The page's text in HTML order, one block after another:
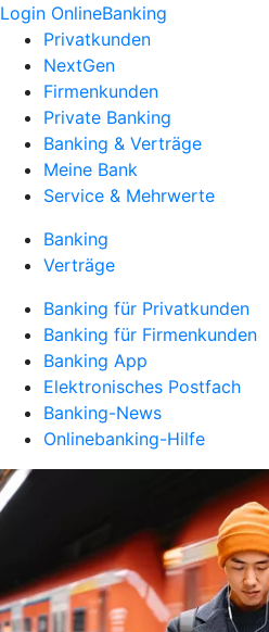
Login OnlineBanking
Privatkunden
NextGen
Firmenkunden
Private Banking
Banking & Verträge
Meine Bank
Service & Mehrwerte
Banking
Verträge
Banking für Privatkunden
Banking für Firmenkunden
Banking App
Elektronisches Postfach
Banking-News
Onlinebanking-Hilfe